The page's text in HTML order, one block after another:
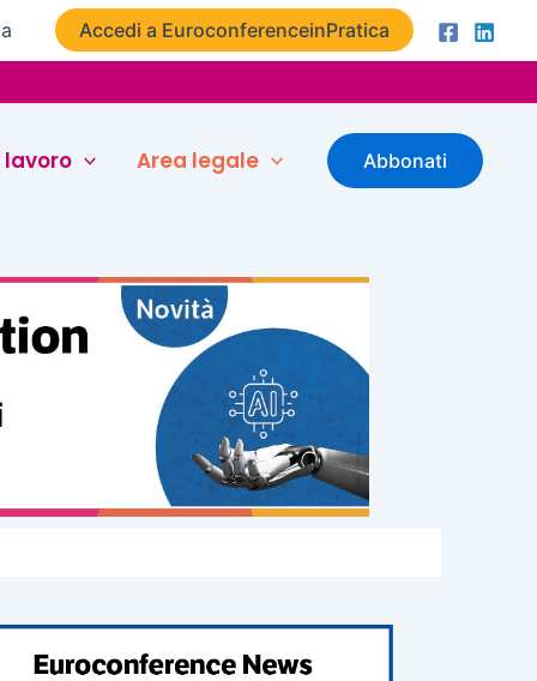
Accedi a EuroconferenceinPratica
lavoro Area legale Abbonati